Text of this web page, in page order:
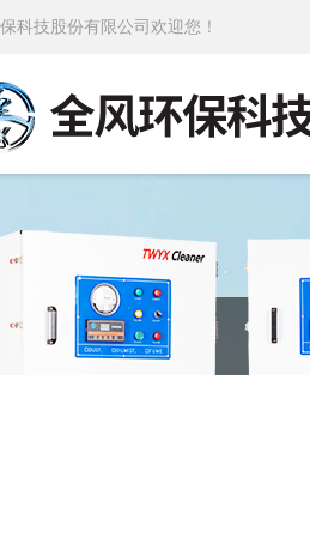
科技股份有限公司欢迎您！